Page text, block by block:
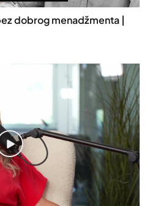
dobrog menadžmenta |